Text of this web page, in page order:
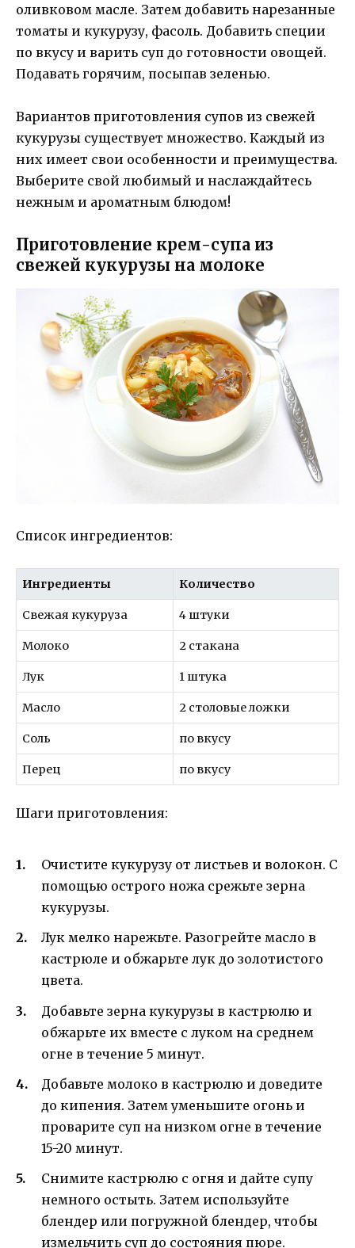
оливковом масле. Затем добавить нарезанные
томаты и кукурузу, фасоль. Добавить специи
по вкусу и варить суп до готовности овощей.
Подавать горячим, посыпав зеленью.
Вариантов приготовления супов из свежей
кукурузы существует множество. Каждый из
них имеет свои особенности и преимущества.
Выберите свой любимый и наслаждайтесь
нежным и ароматным блюдом!
Приготовление крем-супа из
свежей кукурузы на молоке
Список ингредиентов:
Ингредиенты Количество
Свежая кукуруза 4 штуки
Молоко 2 стакана
Лук 1 штука
Масло 2 столовые ложки
Соль по вкусу
Перец по вкусу
Шаги приготовления:
Очистите кукурузу от листьев и волокон. С
помощью острого ножа срежьте зерна
кукурузы.
Лук мелко нарежьте. Разогрейте масло в
кастрюле и обжарьте лук до золотистого
цвета.
Добавьте зерна кукурузы в кастрюлю и
обжарьте их вместе с луком на среднем
огне в течение 5 минут.
Добавьте молоко в кастрюлю и доведите
до кипения. Затем уменьшите огонь и
проварите суп на низком огне в течение
15-20 минут.
Снимите кастрюлю с огня и дайте супу
немного остыть. Затем используйте
блендер или погружной блендер, чтобы
измельчить суп до состояния пюре.